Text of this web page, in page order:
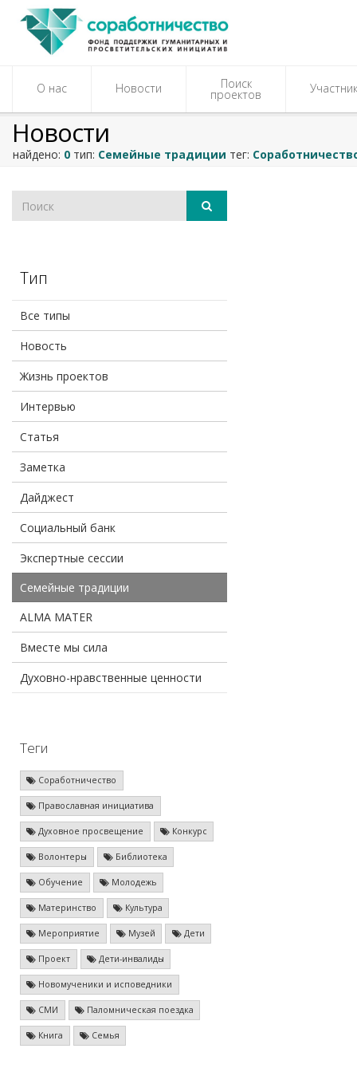
О нас Новости Поиск
проектов
Новости
найдено: 0 тип: Семейные традиции тег:
Тип
Все типы
Новость
Жизнь проектов
Интервью
Статья
Заметка
Дайджест
Социальный банк
Экспертные сессии
Семейные традиции
ALMA MATER
Вместе мы сила
Духовно-нравственные ценности
Теги
Соработничество
Православная инициатива
Духовное просвещение Конкурс
Волонтеры Библиотека
Обучение Молодежь
Материнство Культура
Мероприятие Музей Дети
Проект Дети-инвалиды
Новомученики и исповедники
СМИ Паломническая поездка
Книга Семья